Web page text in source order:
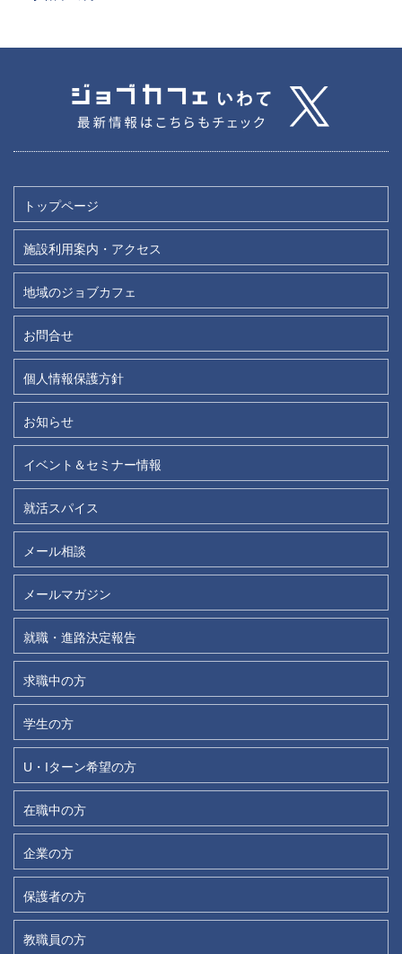
トップページ
施設利用案内・アクセス
地域のジョブカフェ
お問合せ
個人情報保護方針
お知らせ
イベント＆セミナー情報
就活スパイス
メール相談
メールマガジン
就職・進路決定報告
求職中の方
学生の方
U・Iターン希望の方
在職中の方
企業の方
保護者の方
教職員の方